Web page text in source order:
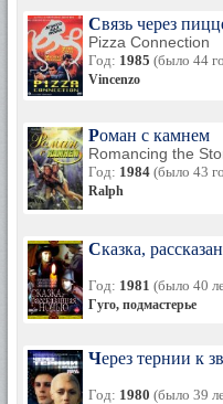
Связь через
Pizza Connection
Год: 1985 (было 44
Vincenzo
Роман с камнем
Romancing the
Год: 1984 (было 43
Ralph
Сказка,
Год: 1981 (было 40
Гуго, подмастерье
Через тернии к
Год: 1980 (было 39